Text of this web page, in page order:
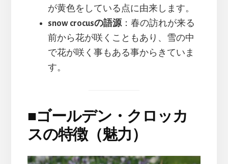
が黄色をしている点に由来します。
snow crocusの語源：春の訪れが来る
前から花が咲くこともあり、雪の中
で花が咲く事もある事からきていま
す。
■ゴールデン・クロッカ
スの特徴（魅力）